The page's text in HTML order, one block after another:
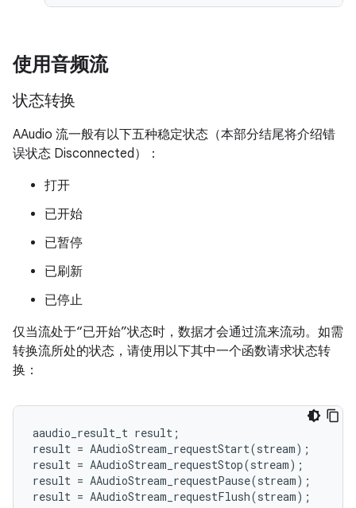
使用音频流
状态转换
AAudio 流一般有以下五种稳定状态（本部分结尾将介绍错
误状态 Disconnected）：
打开
已开始
已暂停
已刷新
已停止
仅当流处于“已开始”状态时，数据才会通过流来流动。如需
转换流所处的状态，请使用以下其中一个函数请求状态转
换：
aaudio_result_t result ;
result = AAudioStream_requestStart(stream);
result = AAudioStream_requestStop(stream);
result = AAudioStream_requestPause(stream);
result = AAudioStream_requestFlush(stream);